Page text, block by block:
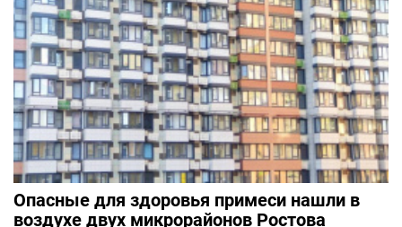
Опасные для здоровья примеси нашли в
воздухе двух микрорайонов Ростова